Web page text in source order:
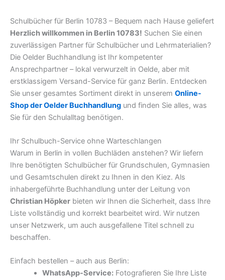
Schulbücher für Berlin 10783 – Bequem nach Hause geliefert
Herzlich willkommen in Berlin 10783! Suchen Sie einen
zuverlässigen Partner für Schulbücher und Lehrmaterialien?
Die Oelder Buchhandlung ist Ihr kompetenter
Ansprechpartner – lokal verwurzelt in Oelde, aber mit
erstklassigem Versand-Service für ganz Berlin. Entdecken
Sie unser gesamtes Sortiment direkt in unserem Online-
Shop der Oelder Buchhandlung und finden Sie alles, was
Sie für den Schulalltag benötigen.
Ihr Schulbuch-Service ohne Warteschlangen
Warum in Berlin in vollen Buchläden anstehen? Wir liefern
Ihre benötigten Schulbücher für Grundschulen, Gymnasien
und Gesamtschulen direkt zu Ihnen in den Kiez. Als
inhabergeführte Buchhandlung unter der Leitung von
Christian Höpker bieten wir Ihnen die Sicherheit, dass Ihre
Liste vollständig und korrekt bearbeitet wird. Wir nutzen
unser Netzwerk, um auch ausgefallene Titel schnell zu
beschaffen.
Einfach bestellen – auch aus Berlin:
WhatsApp-Service:Fotografieren Sie Ihre Liste